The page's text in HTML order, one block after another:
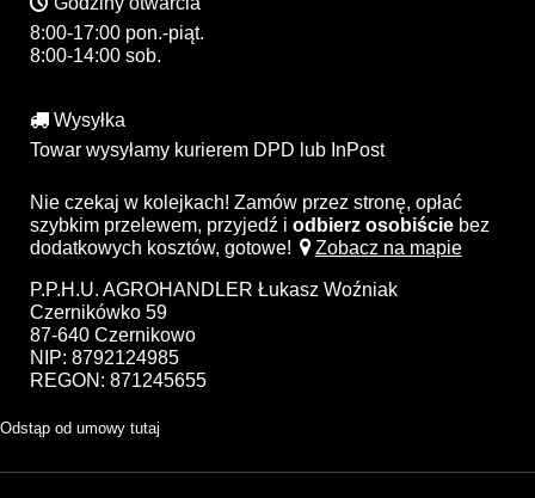
8:00-17:00 pon.-piąt.
8:00-14:00 sob.
Wysyłka
Towar wysyłamy kurierem DPD lub InPost
Nie czekaj w kolejkach! Zamów przez stronę, opłać
szybkim przelewem, przyjedź i odbierz osobiście bez
dodatkowych kosztów, gotowe!
Zobacz na mapie
P.P.H.U. AGROHANDLER Łukasz Woźniak
Czernikówko 59
87-640 Czernikowo
NIP: 8792124985
REGON: 871245655
Odstąp od umowy tutaj